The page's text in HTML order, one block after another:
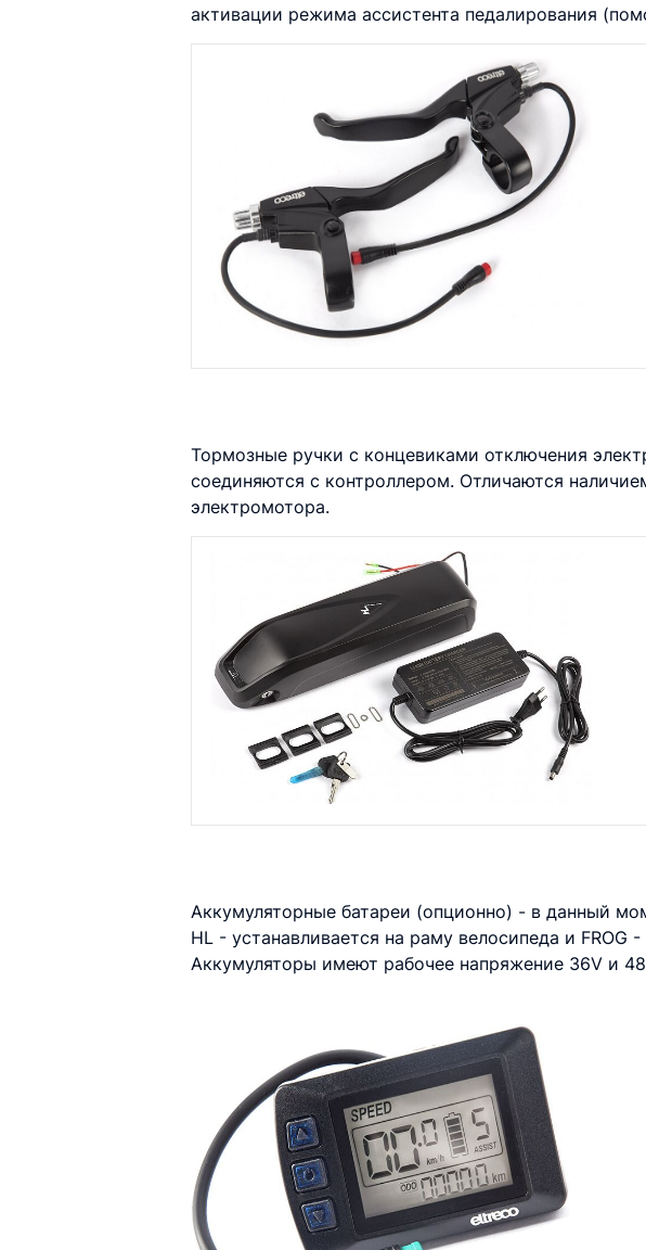
активации режима ассистента педалирования
Тормозные ручки с концевиками отключения
соединяются с контроллером. Отличаются
электромотора.
Аккумуляторные батареи (опционно) - в данный
HL - устанавливается на раму велосипеда и
Аккумуляторы имеют рабочее напряжение 36V и